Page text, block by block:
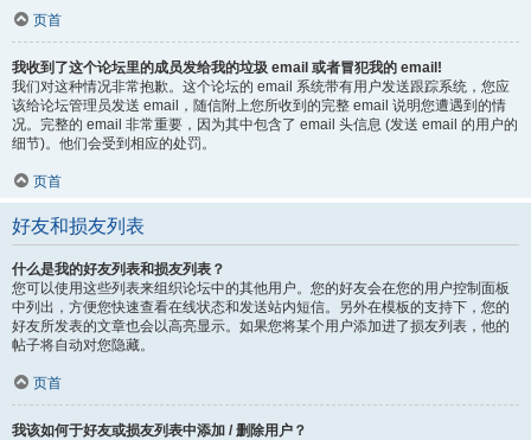
页首
我收到了这个论坛里的成员发给我的垃圾 email 或者冒犯我的 email!
我们对这种情况非常抱歉。这个论坛的 email 系统带有用户发送跟踪系统，您应
该给论坛管理员发送 email，随信附上您所收到的完整 email 说明您遭遇到的情
况。完整的 email 非常重要，因为其中包含了 email 头信息 (发送 email 的用户的
细节)。他们会受到相应的处罚。
页首
好友和损友列表
什么是我的好友列表和损友列表？
您可以使用这些列表来组织论坛中的其他用户。您的好友会在您的用户控制面板
中列出，方便您快速查看在线状态和发送站内短信。另外在模板的支持下，您的
好友所发表的文章也会以高亮显示。如果您将某个用户添加进了损友列表，他的
帖子将自动对您隐藏。
页首
我该如何于好友或损友列表中添加 / 删除用户？